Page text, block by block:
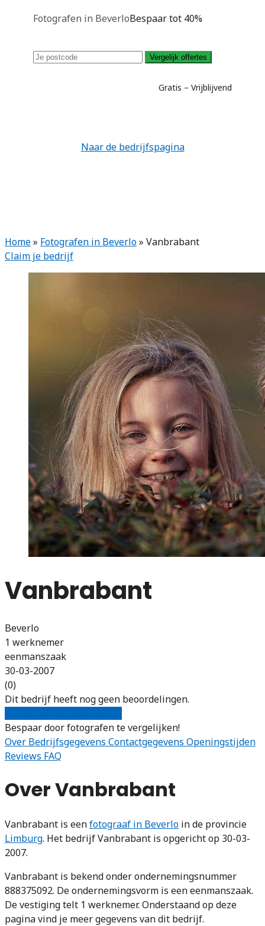
Fotografen in BeverloBespaar tot 40%
Vergelijk offertes
Gratis – Vrijblijvend
Naar de bedrijfspagina
Home» Fotografen in Beverlo» Vanbrabant
Claim je bedrijf
Vanbrabant
Beverlo
1 werknemer
eenmanszaak
30-03-2007
(0)
Dit bedrijf heeft nog geen beoordelingen.
Bespaar door fotografen te vergelijken!
Over Bedrijfsgegevens Contactgegevens Openingstijden
Reviews FAQ
Over Vanbrabant
Vanbrabant is eenfotograaf in Beverlo in de provincie
Limburg. Het bedrijf Vanbrabant is opgericht op 30-03-
2007.
Vanbrabant is bekend onder ondernemingsnummer
888375092. De ondernemingsvorm is een eenmanszaak.
De vestiging telt 1 werknemer. Onderstaand op deze
pagina vind je meer gegevens van dit bedrijf.